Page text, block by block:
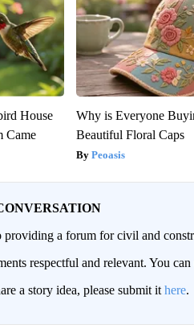
House
Came
Why is Everyone
Beautiful Floral Caps
Peoasis
a forum for civil and
respectful and relevant. You
a story idea, please submit it here.